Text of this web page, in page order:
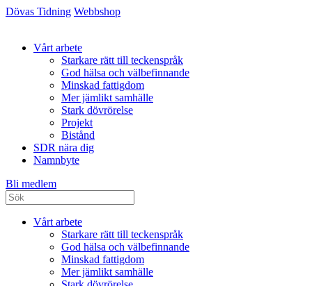
Dövas Tidning Webbshop
Vårt arbete
Starkare rätt till teckenspråk
God hälsa och välbefinnande
Minskad fattigdom
Mer jämlikt samhälle
Stark dövrörelse
Projekt
Bistånd
SDR nära dig
Namnbyte
Bli medlem
Vårt arbete
Starkare rätt till teckenspråk
God hälsa och välbefinnande
Minskad fattigdom
Mer jämlikt samhälle